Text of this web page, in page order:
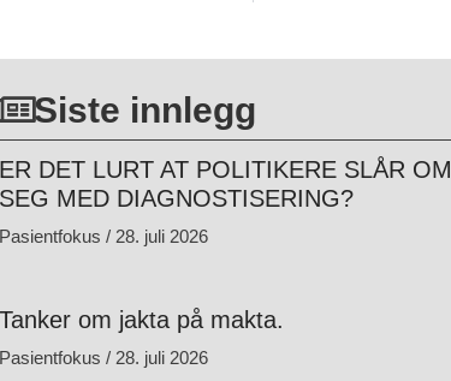
Siste innlegg
ER DET LURT AT POLITIKERE SLÅR OM
SEG MED DIAGNOSTISERING?
Pasientfokus 28. juli 2026
Tanker om jakta på makta.
Pasientfokus 28. juli 2026